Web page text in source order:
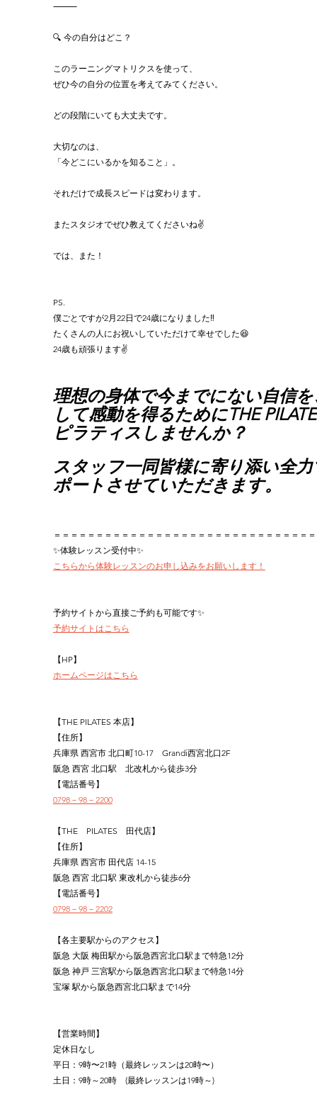
⸻
🔍 今の自分はどこ？
このラーニングマトリクスを使って、
ぜひ今の自分の位置を考えてみてください。
どの段階にいても大丈夫です。
大切なのは、
「今どこにいるかを知ること」。
それだけで成長スピードは変わります。
またスタジオでぜひ教えてくださいね✌️
では、また！
PS.
僕ごとですが2月22日で24歳になりました‼︎
たくさんの人にお祝いしていただけて幸せでした😆
24歳も頑張ります✌️
理想の身体で今までにない自信
して感動を得るためにTHE
ピラティスしませんか？
スタッフ一同皆様に寄り添い全
ポートさせていただきます。
＝＝＝＝＝＝＝＝＝＝＝＝＝＝＝＝＝＝＝＝＝＝＝＝＝＝＝＝＝＝
✨体験レッスン受付中✨
こちらから体験レッスンのお申し込みをお願いします！
予約サイトから直接ご予約も可能です✨
予約サイトはこちら
【HP】
ホームページはこちら
【THE PILATES 本店】
【住所】
兵庫県 西宮市 北口町10-17　Grandi西宮北口2F
阪急 西宮 北口駅　北改札から徒歩3分
【電話番号】
0798－98－2200
【THE　PILATES　田代店】
【住所】
兵庫県 西宮市 田代店 14-15
阪急 西宮 北口駅 東改札から徒歩6分
【電話番号】
0798－98－2202
【各主要駅からのアクセス】
阪急 大阪 梅田駅から阪急西宮北口駅まで特急12分
阪急 神戸 三宮駅から阪急西宮北口駅まで特急14分
宝塚 駅から阪急西宮北口駅まで14分
【営業時間】
定休日なし
平日：9時〜21時（最終レッスンは20時〜）
土日：9時～20時　(最終レッスンは19時～)